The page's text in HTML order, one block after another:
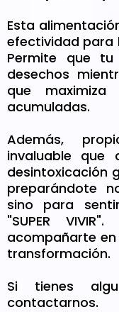
Esta
efectividad para
Permite que
desechos
que
acumuladas.
Además,
invaluable que
desintoxicación
preparándote
sino para
"SUPER
acompañarte
transformación.
Si tienes
contactarnos.